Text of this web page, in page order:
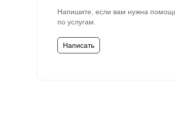
Напишите, если вам нужна
по услугам.
Написать